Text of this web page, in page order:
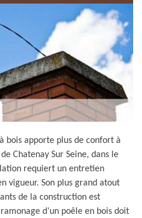
bois apporte plus de confort à
Chatenay Sur Seine, dans le
requiert un entretien
vigueur. Son plus grand atout
de la construction est
d’un poêle en bois doit